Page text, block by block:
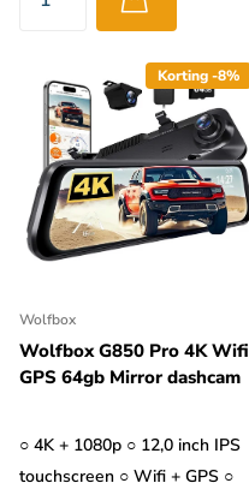
Korting -8%
Wolfbox
Wolfbox G850 Pro 4K Wifi
GPS 64gb Mirror dashcam
○ 4K + 1080p ○ 12,0 inch IPS
touchscreen ○ Wifi + GPS ○